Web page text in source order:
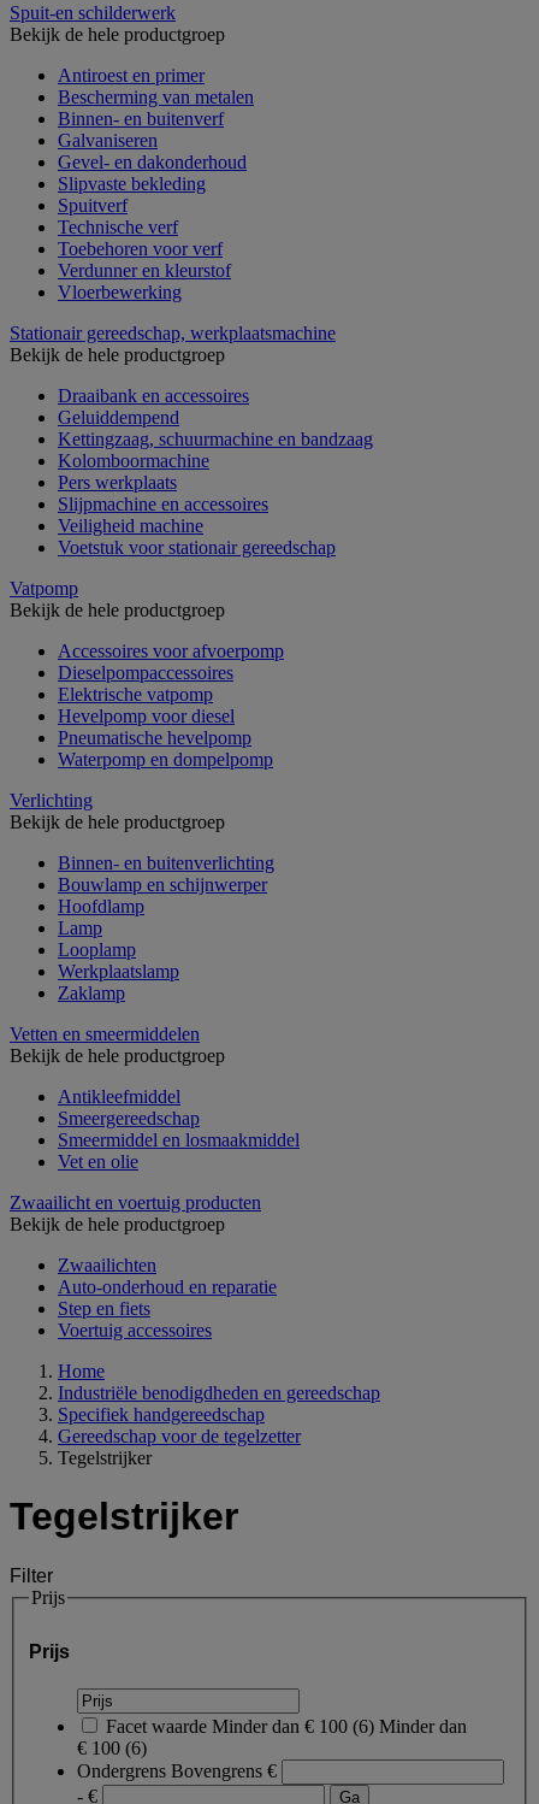
Spuit-en schilderwerk
Bekijk de hele productgroep
Antiroest en primer
Bescherming van metalen
Binnen- en buitenverf
Galvaniseren
Gevel- en dakonderhoud
Slipvaste bekleding
Spuitverf
Technische verf
Toebehoren voor verf
Verdunner en kleurstof
Vloerbewerking
Stationair gereedschap, werkplaatsmachine
Bekijk de hele productgroep
Draaibank en accessoires
Geluiddempend
Kettingzaag, schuurmachine en bandzaag
Kolomboormachine
Pers werkplaats
Slijpmachine en accessoires
Veiligheid machine
Voetstuk voor stationair gereedschap
Vatpomp
Bekijk de hele productgroep
Accessoires voor afvoerpomp
Dieselpompaccessoires
Elektrische vatpomp
Hevelpomp voor diesel
Pneumatische hevelpomp
Waterpomp en dompelpomp
Verlichting
Bekijk de hele productgroep
Binnen- en buitenverlichting
Bouwlamp en schijnwerper
Hoofdlamp
Lamp
Looplamp
Werkplaatslamp
Zaklamp
Vetten en smeermiddelen
Bekijk de hele productgroep
Antikleefmiddel
Smeergereedschap
Smeermiddel en losmaakmiddel
Vet en olie
Zwaailicht en voertuig producten
Bekijk de hele productgroep
Zwaailichten
Auto-onderhoud en reparatie
Step en fiets
Voertuig accessoires
Home
Industriële benodigdheden en gereedschap
Specifiek handgereedschap
Gereedschap voor de tegelzetter
Tegelstrijker
Tegelstrijker
Filter
Prijs
Prijs
Facet waarde Minder dan € 100 (6) Minder dan
€ 100 (6)
Ondergrens Bovengrens €
- €